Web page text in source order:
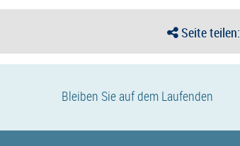
Seite teilen:
Bleiben Sie auf dem Laufenden